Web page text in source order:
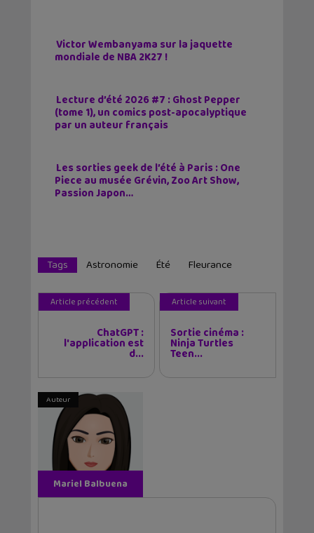
Victor Wembanyama sur la jaquette
mondiale de NBA 2K27 !
Lecture d’été 2026 #7 : Ghost Pepper
(tome 1), un comics post-apocalyptique
par un auteur français
Les sorties geek de l’été à Paris : One
Piece au musée Grévin, Zoo Art Show,
Passion Japon…
Tags Astronomie Été Fleurance
Article précédent
ChatGPT :
l'application est
d...
Article suivant
Sortie cinéma :
Ninja Turtles
Teen...
Auteur
Mariel Balbuena